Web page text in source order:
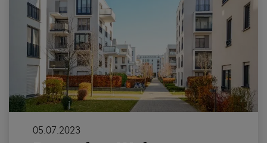
05.07.2023